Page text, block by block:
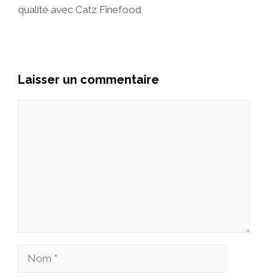
qualité avec Catz Finefood
Laisser un commentaire
Nom